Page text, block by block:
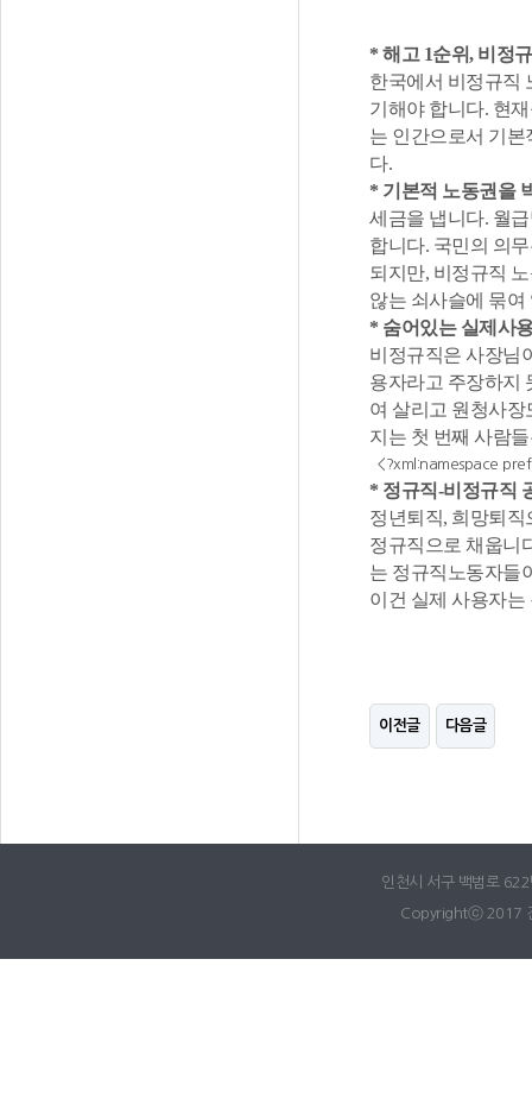
* 해고 1순위, 비정
한국에서 비정규직
기해야 합니다. 현
는 인간으로서 기본
다.
* 기본적 노동권을
세금을 냅니다. 월
합니다. 국민의 의
되지만, 비정규직
않는 쇠사슬에 묶여
* 숨어있는 실제사
비정규직은 사장님
용자라고 주장하지
여 살리고 원청사
지는 첫 번째 사람
<?xml:namespace
* 정규직-비정규직
정년퇴직, 희망퇴
정규직으로 채웁니
는 정규직노동자들
이건 실제 사용자
이전글 다음글
인천시 서구 백범로
Copyrightⓒ 2017